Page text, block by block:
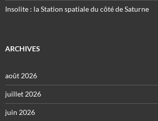
Insolite : la Station spatiale du côté de Saturne
ARCHIVES
août 2026
juillet 2026
juin 2026